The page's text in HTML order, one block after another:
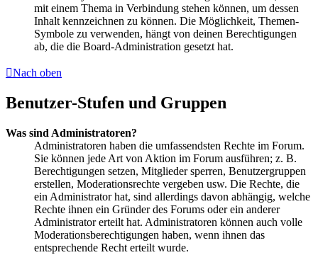
mit einem Thema in Verbindung stehen können, um dessen
Inhalt kennzeichnen zu können. Die Möglichkeit, Themen-
Symbole zu verwenden, hängt von deinen Berechtigungen
ab, die die Board-Administration gesetzt hat.
Nach oben
Benutzer-Stufen und Gruppen
Was sind Administratoren?
Administratoren haben die umfassendsten Rechte im Forum.
Sie können jede Art von Aktion im Forum ausführen; z. B.
Berechtigungen setzen, Mitglieder sperren, Benutzergruppen
erstellen, Moderationsrechte vergeben usw. Die Rechte, die
ein Administrator hat, sind allerdings davon abhängig, welche
Rechte ihnen ein Gründer des Forums oder ein anderer
Administrator erteilt hat. Administratoren können auch volle
Moderationsberechtigungen haben, wenn ihnen das
entsprechende Recht erteilt wurde.